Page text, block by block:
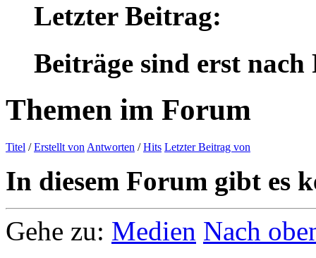
Letzter Beitrag:
Beiträge sind erst
Themen im Forum
Titel /Erstellt von Antworten /Hits Letzter Beitrag von
In diesem Forum gibt es
Gehe zu: Medien Nach